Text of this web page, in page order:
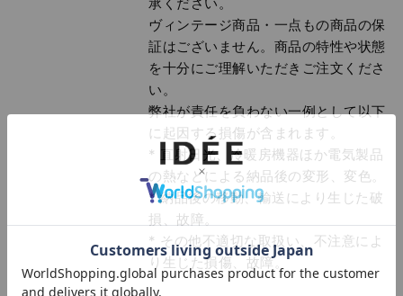
ヴィンテージ商品・一点もの商品の保
証はございません。商品の特性や状態
を十分にご理解いただきご注文くださ
い。
弊社が責任を負わない一例として以下
に起因する損傷が含まれます。
* 直射日光、冷暖房機器ほか電気製品
の熱などによる納品後の変形、変色。
* 納品後の移動、輸送により生じた破
損、故障。
* その他不適切な取扱い、不注意によ
り生じた損傷、故障。